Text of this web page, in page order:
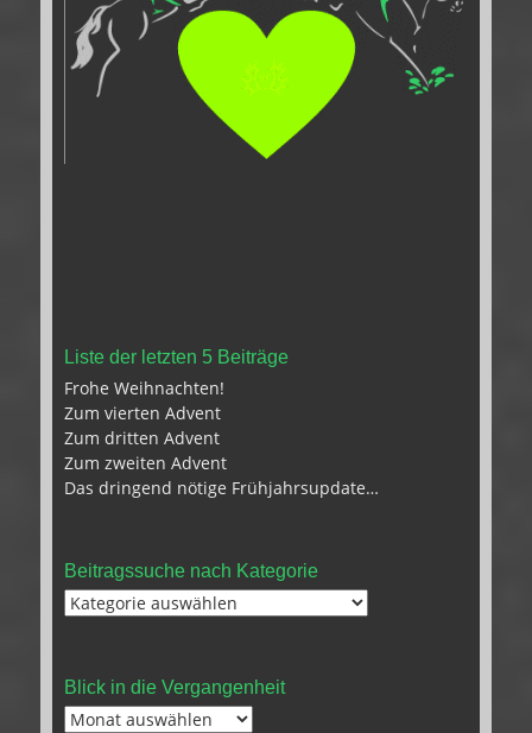
Liste der letzten 5 Beiträge
Frohe Weihnachten!
Zum vierten Advent
Zum dritten Advent
Zum zweiten Advent
Das dringend nötige Frühjahrsupdate…
Beitragssuche nach Kategorie
Beitragssuche
Blick in die Vergangenheit
Blick